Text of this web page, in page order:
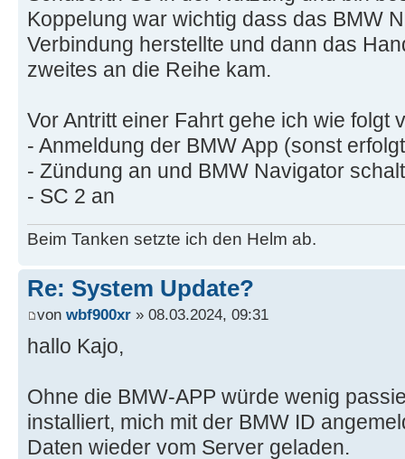
Koppelung war wichtig dass das BMW
Verbindung herstellte und dann das
zweites an die Reihe kam.
Vor Antritt einer Fahrt gehe ich wie folgt
- Anmeldung der BMW App (sonst
- Zündung an und BMW Navigator
- SC 2 an
Beim Tanken setzte ich den Helm ab.
Re: System Update?
von wbf900xr » 08.03.2024, 09:31
hallo Kajo,
Ohne die BMW-APP würde wenig
installiert, mich mit der BMW ID
Daten wieder vom Server geladen.